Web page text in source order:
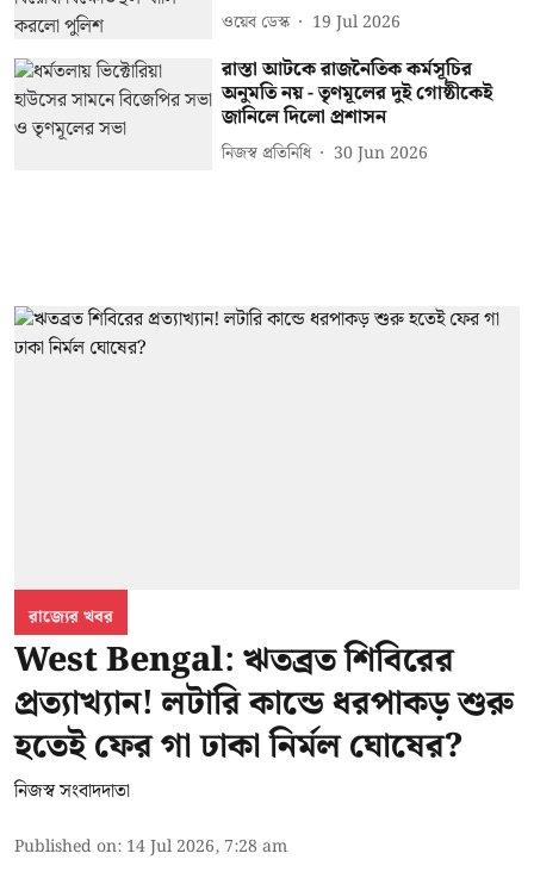
ওয়েব ডেস্ক 19 Jul 2026
রাস্তা আটকে রাজনৈতিক কর্মসূচির
অনুমতি নয় - তৃণমূলের দুই গোষ্ঠীকেই
জানিলে দিলো প্রশাসন
নিজস্ব প্রতিনিধি 30 Jun 2026
রাজ্যের খবর
West Bengal: ঋতব্রত শিবিরের
প্রত্যাখ্যান! লটারি কান্ডে ধরপাকড় শুরু
হতেই ফের গা ঢাকা নির্মল ঘোষের?
নিজস্ব সংবাদদাতা
Published on: 14 Jul 2026, 7:28 am